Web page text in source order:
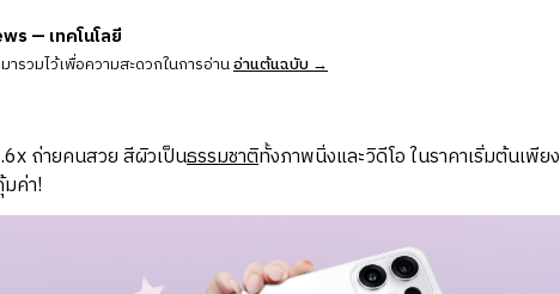
— เทคโนโลยี
รวมไว้เพื่อความสะดวกในการอ่านอ่านต้นฉบับ →
ถ่ายคนสวย สีผิวเป็นธรรมชาติทั้งภาพนิ่งและวิดีโอ ในราคาเริ่มต้นเพียง
ค่า!